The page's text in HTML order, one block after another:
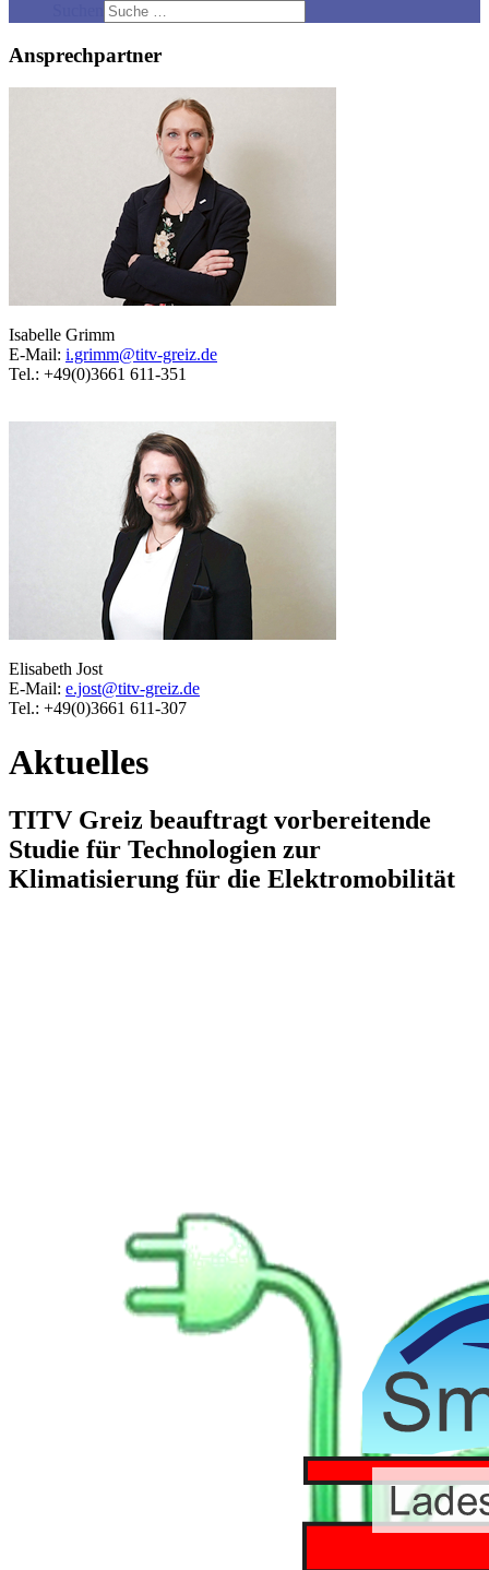
Ansprechpartner
Isabelle Grimm
E-Mail: i.grimm@titv-greiz.de
Tel.: +49(0)3661 611-351
Elisabeth Jost
E-Mail: e.jost@titv-greiz.de
Tel.: +49(0)3661 611-307
Aktuelles
TITV Greiz beauftragt vorbereitende
Studie für Technologien zur
Klimatisierung für die Elektromobilität